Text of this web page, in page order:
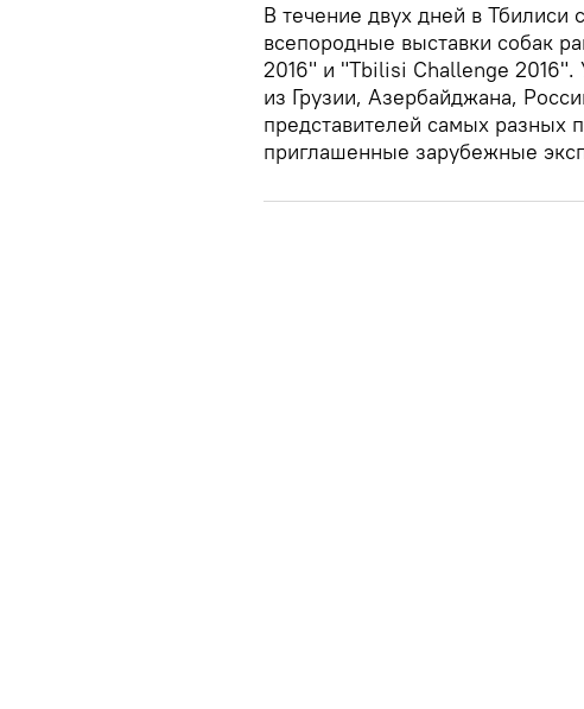
В течение двух дней в
всепородные выставки собак
2016" и "Tbilisi Challenge 2016".
из Грузии, Азербайджана,
представителей самых разных
приглашенные зарубежные